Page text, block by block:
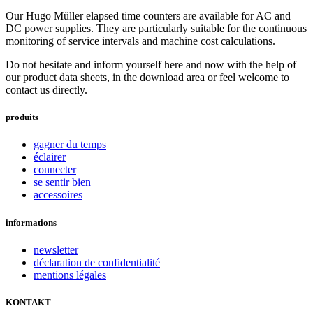
Our Hugo Müller elapsed time counters are available for AC and
DC power supplies. They are particularly suitable for the continuous
monitoring of service intervals and machine cost calculations.
Do not hesitate and inform yourself here and now with the help of
our product data sheets, in the download area or feel welcome to
contact us directly.
produits
gagner du temps
éclairer
connecter
se sentir bien
accessoires
informations
newsletter
déclaration de confidentialité
mentions légales
KONTAKT